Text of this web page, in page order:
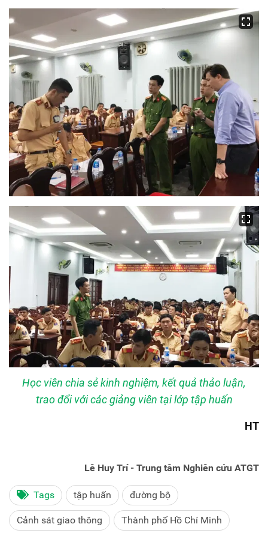
Học viên chia sẻ kinh nghiệm, kết quả thảo luận,
trao đổi với các giảng viên tại lớp tập huấn
HT
Lê Huy Trí - Trung tâm Nghiên cứu ATGT
Tags tập huấn đường bộ
Cảnh sát giao thông Thành phố Hồ Chí Minh